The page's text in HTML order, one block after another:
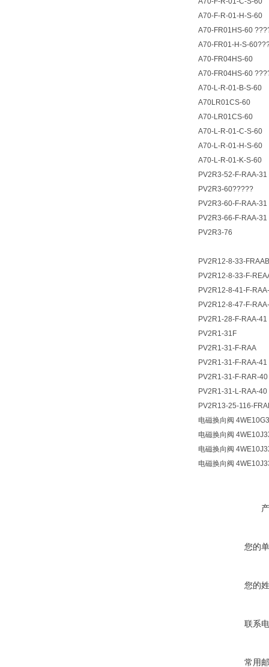
A70-F-R-01-H-S-60
A70-FR01HS-60
A70-FR01-H-S-
A70-FR04HS-60
A70-FR04HS-60
A70-L-R-01-B-S-60
A70LR01CS-60
A70-LR01CS-60
A70-L-R-01-C-S-60
A70-L-R-01-H-S-60
A70-L-R-01-K-S-60
PV2R3-52-F-RAA-31
PV2R3-60?????
PV2R3-60-F-RAA-31
PV2R3-66-F-RAA-31
PV2R3-76
PV2R12-8-33-
PV2R12-8-33-F-
PV2R12-8-41-F-
PV2R12-8-47-F-
PV2R1-28-F-RAA-41
PV2R1-31F
PV2R1-31-F-RAA
PV2R1-31-F-RAA-41
PV2R1-31-F-RAR-40
PV2R1-31-L-RAA-
PV2R13-25-116-
电磁换向阀
电磁换向阀
电磁换向阀
电磁换向阀
您的
您的
联系
常用